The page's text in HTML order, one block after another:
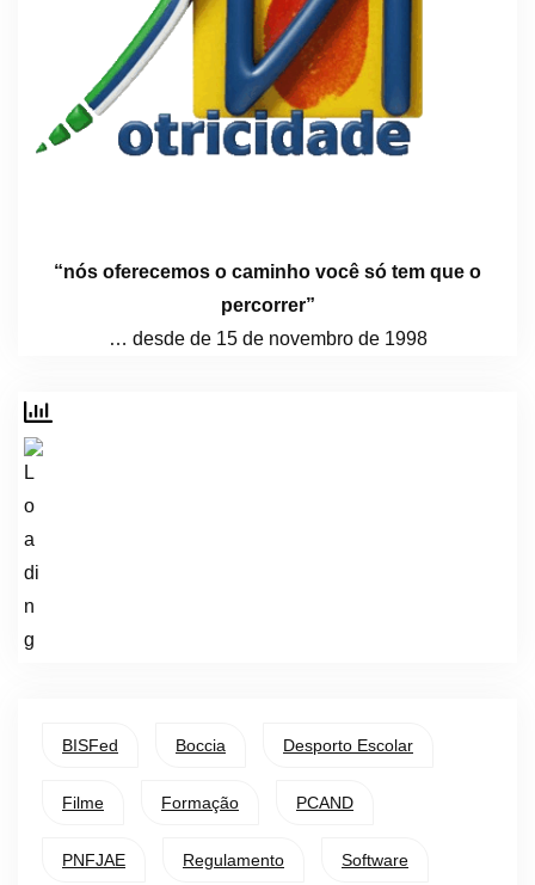
“nós oferecemos o caminho você só tem que o
percorrer”
… desde de 15 de novembro de 1998
BISFed Boccia Desporto Escolar
Filme Formação PCAND
PNFJAE Regulamento Software